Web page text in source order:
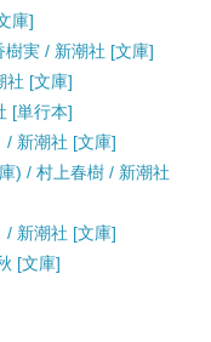
庫]
実 / 新潮社 [文庫]
社 [文庫]
[単行本]
/ 新潮社 [文庫]
) / 村上春樹 / 新潮社
/ 新潮社 [文庫]
[文庫]